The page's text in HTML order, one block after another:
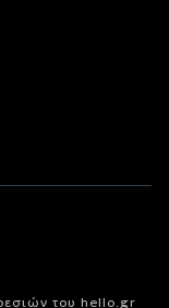
του hello.gr